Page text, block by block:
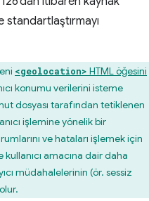
<geolocation> HTML öğesini
konumu verilerini isteme
dosyası tarafından tetiklenen
işlemine yönelik bir
ve hataları işlemek için
amacına dair daha
müdahalelerinin (ör. sessiz